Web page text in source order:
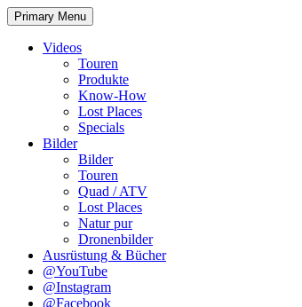
Skip
to
content
Primary Menu
Videos
Touren
Produkte
Know-How
Lost Places
Specials
Bilder
Bilder
Touren
Quad / ATV
Lost Places
Natur pur
Dronenbilder
Ausrüstung & Bücher
@YouTube
@Instagram
@Facebook